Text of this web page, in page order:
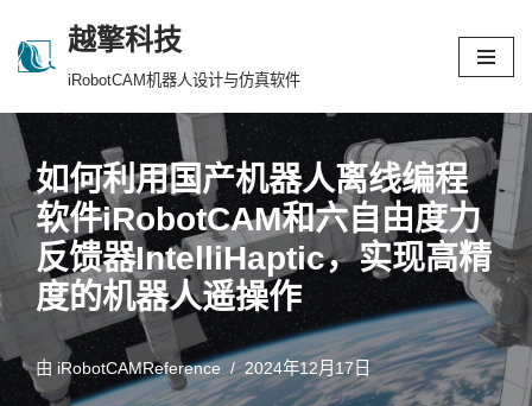
跳
正
文
越擎科技
iRobotCAM机器人设计与仿真软件
如何利用国产机器人离线编程
软件iRobotCAM和六自由度力
反馈器IntelliHaptic，实现高精
度的机器人遥操作
由 iRobotCAMReference 2024年12月17日